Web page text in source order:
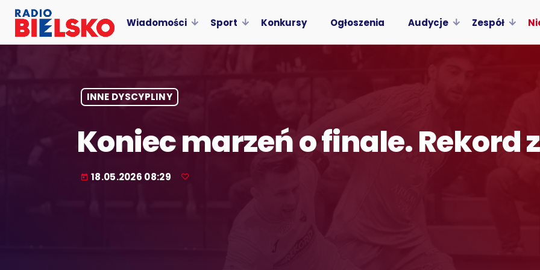
Wiadomości Sport Konkursy Ogłoszenia Audycje Zespół
INNE DYSCYPLINY
Koniec marzeń o finale. Rekord
today 18.05.2026 08:29